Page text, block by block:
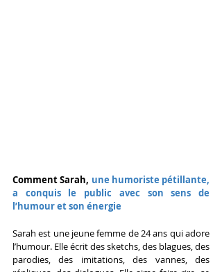
Comment Sarah, une humoriste pétillante,
a conquis le public avec son sens de
l’humour et son énergie
Sarah est une jeune femme de 24 ans qui adore
l’humour. Elle écrit des sketchs, des blagues, des
parodies, des imitations, des vannes, des